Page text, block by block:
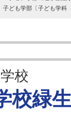
子ども学部〔子ども学科
校
校緑